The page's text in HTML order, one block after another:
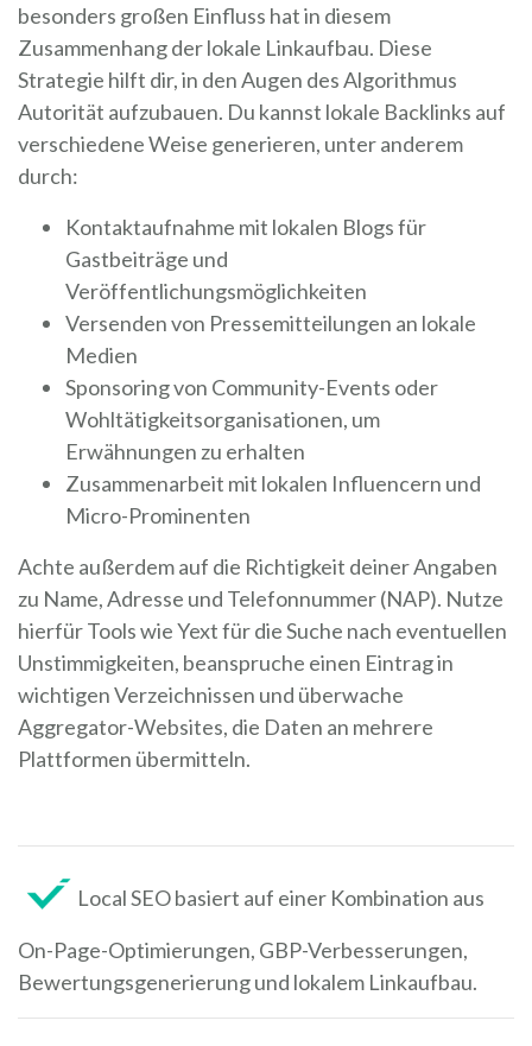
besonders großen Einfluss hat in diesem
Zusammenhang der lokale Linkaufbau. Diese
Strategie hilft dir, in den Augen des Algorithmus
Autorität aufzubauen. Du kannst lokale Backlinks auf
verschiedene Weise generieren, unter anderem
durch:
Kontaktaufnahme mit lokalen Blogs für
Gastbeiträge und
Veröffentlichungsmöglichkeiten
Versenden von Pressemitteilungen an lokale
Medien
Sponsoring von Community-Events oder
Wohltätigkeitsorganisationen, um
Erwähnungen zu erhalten
Zusammenarbeit mit lokalen Influencern und
Micro-Prominenten
Achte außerdem auf die Richtigkeit deiner Angaben
zu Name, Adresse und Telefonnummer (NAP). Nutze
hierfür Tools wie Yext für die Suche nach eventuellen
Unstimmigkeiten, beanspruche einen Eintrag in
wichtigen Verzeichnissen und überwache
Aggregator-Websites, die Daten an mehrere
Plattformen übermitteln.
Local SEO basiert auf einer Kombination aus
On-Page-Optimierungen, GBP-Verbesserungen,
Bewertungsgenerierung und lokalem Linkaufbau.